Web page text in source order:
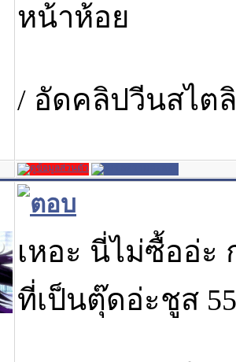
หน้าห้อย
/ อัดคลิปวีนสไต
เหอะ นี่ไม่ซื้ออ่ะ
ที่เป็นตุ๊ดอ่ะชูส